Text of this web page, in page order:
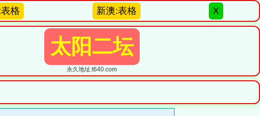
格 新澳:表格 X
太阳二坛
永久地址:t640.com